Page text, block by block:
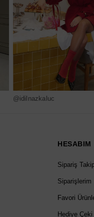
@idilnazkaluc
HESABIM
Sipariş
Siparişlerim
Favori
Hediye Çeki